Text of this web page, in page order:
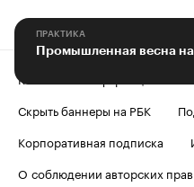
ПРАКТИКА
Промышленная весна
Контактная информация
Скрыть баннеры на РБК
Корпоративная подписка
О соблюдении авторских прав